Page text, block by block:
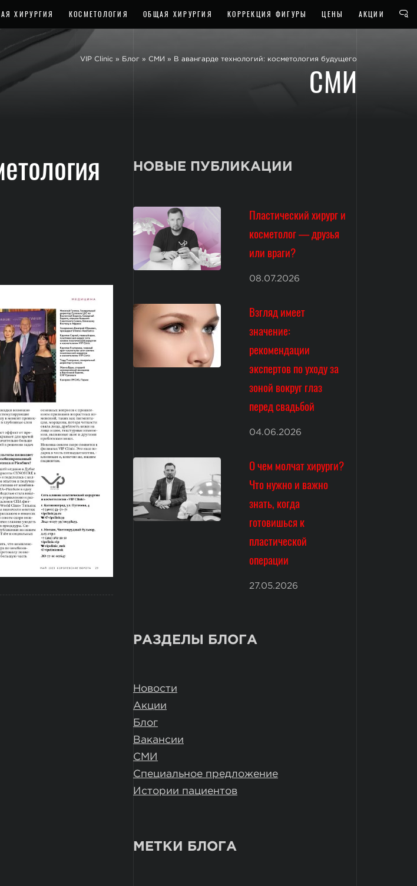
ХИРУРГИЯ КОСМЕТОЛОГИЯ ОБЩАЯ ХИРУРГИЯ КОРРЕКЦИЯ ФИГУРЫ ЦЕНЫ АКЦИИ
VIP Clinic » Блог » СМИ » В авангарде технологий: косметология будущего
СМИ
НОВЫЕ ПУБЛИКАЦИИ
Пластический хирург и
косметолог — друзья
или враги?
08.07.2026
Взгляд имеет
значение:
рекомендации
экспертов по уходу за
зоной вокруг глаз
перед свадьбой
04.06.2026
О чем молчат хирурги?
Что нужно и важно
знать, когда
готовишься к
пластической
операции
27.05.2026
РАЗДЕЛЫ БЛОГА
Новости
Акции
Блог
Вакансии
СМИ
Специальное предложение
Истории пациентов
МЕТКИ БЛОГА